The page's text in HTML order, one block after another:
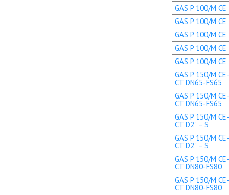
GAS P 100/M
GAS P 100/M CE
GAS P 100/M
GAS P 100/M
GAS P 100/M
GAS P 150/M
CT DN65-FS65
GAS P 150/M
CT DN65-FS65
GAS P 150/M
CT D2" – S
GAS P 150/M
CT D2" – S
GAS P 150/M
CT DN80-FS80
GAS P 150/M
CT DN80-FS80